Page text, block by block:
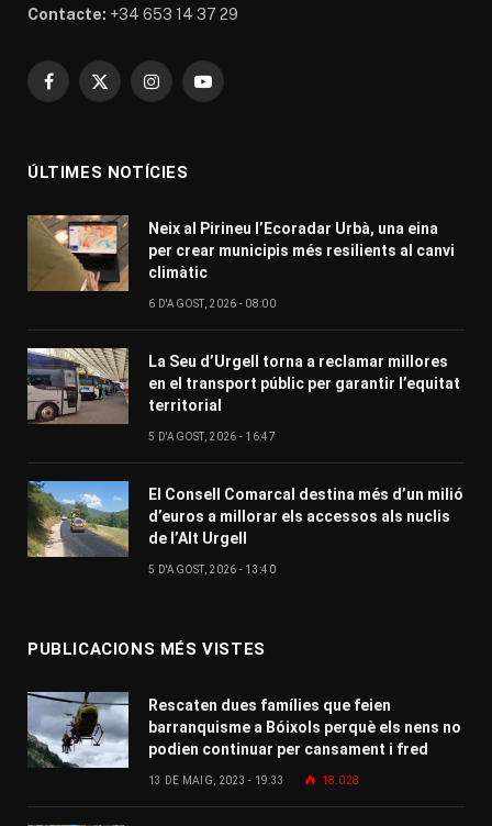
Contacte: +34 653 14 37 29
Facebook
X
InstagramYouTube
ÚLTIMES NOTÍCIES
Neix al Pirineu l’Ecoradar Urbà, una eina
per crear municipis més resilients al canvi
climàtic
6 D'AGOST, 2026 - 08:00
La Seu d’Urgell torna a reclamar millores
en el transport públic per garantir l’equitat
territorial
5 D'AGOST, 2026 - 16:47
El Consell Comarcal destina més d’un milió
d’euros a millorar els accessos als nuclis
de l’Alt Urgell
5 D'AGOST, 2026 - 13:40
PUBLICACIONS MÉS VISTES
Rescaten dues famílies que feien
barranquisme a Bóixols perquè els nens no
podien continuar per cansament i fred
13 DE MAIG, 2023 - 19:33 18.028